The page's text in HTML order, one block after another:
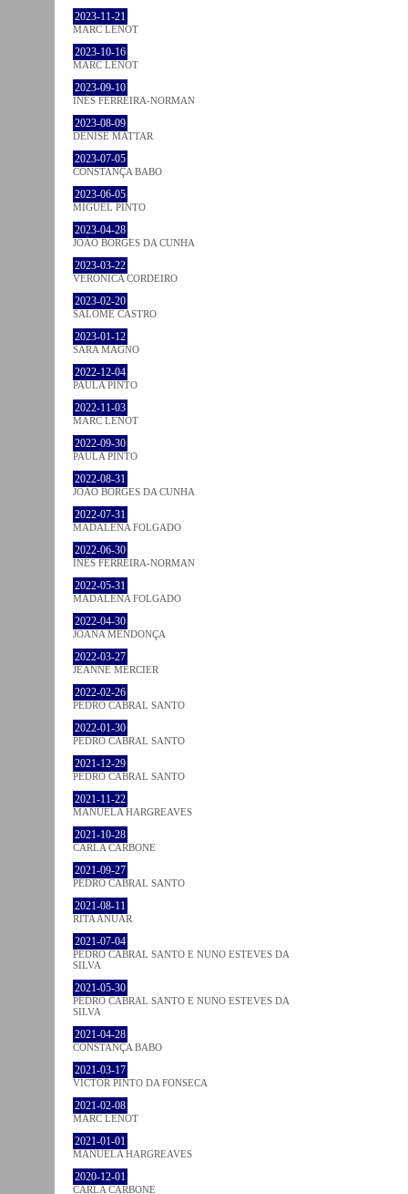
2023-11-21
MARC LENOT
2023-10-16
MARC LENOT
2023-09-10
INÊS FERREIRA-NORMAN
2023-08-09
DENISE MATTAR
2023-07-05
CONSTANÇA BABO
2023-06-05
MIGUEL PINTO
2023-04-28
JOÃO BORGES DA CUNHA
2023-03-22
VERONICA CORDEIRO
2023-02-20
SALOMÉ CASTRO
2023-01-12
SARA MAGNO
2022-12-04
PAULA PINTO
2022-11-03
MARC LENOT
2022-09-30
PAULA PINTO
2022-08-31
JOÃO BORGES DA CUNHA
2022-07-31
MADALENA FOLGADO
2022-06-30
INÊS FERREIRA-NORMAN
2022-05-31
MADALENA FOLGADO
2022-04-30
JOANA MENDONÇA
2022-03-27
JEANNE MERCIER
2022-02-26
PEDRO CABRAL SANTO
2022-01-30
PEDRO CABRAL SANTO
2021-12-29
PEDRO CABRAL SANTO
2021-11-22
MANUELA HARGREAVES
2021-10-28
CARLA CARBONE
2021-09-27
PEDRO CABRAL SANTO
2021-08-11
RITA ANUAR
2021-07-04
PEDRO CABRAL SANTO E NUNO ESTEVES DA
SILVA
2021-05-30
PEDRO CABRAL SANTO E NUNO ESTEVES DA
SILVA
2021-04-28
CONSTANÇA BABO
2021-03-17
VICTOR PINTO DA FONSECA
2021-02-08
MARC LENOT
2021-01-01
MANUELA HARGREAVES
2020-12-01
CARLA CARBONE